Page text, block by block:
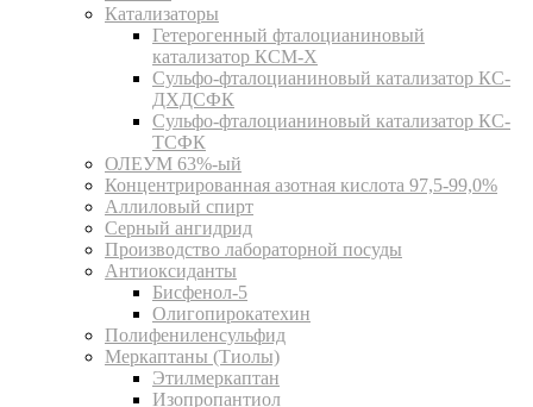
Катализаторы
Гетерогенный фталоцианиновый
катализатор КСМ-Х
Сульфо-фталоцианиновый катализатор КС-
ДХДСФК
Сульфо-фталоцианиновый катализатор КС-
ТСФК
ОЛЕУМ 63%-ый
Концентрированная азотная кислота 97,5-99,0%
Аллиловый спирт
Серный ангидрид
Производство лабораторной посуды
Антиоксиданты
Бисфенол-5
Олигопирокатехин
Полифениленсульфид
Меркаптаны (Тиолы)
Этилмеркаптан
Изопропантиол